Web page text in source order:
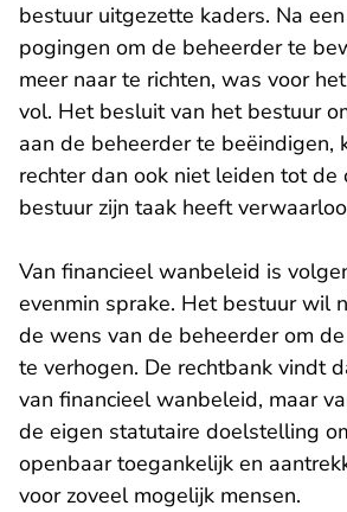
bestuur uitgezette kaders. Na
pogingen om de beheerder te
meer naar te richten, was voor
vol. Het besluit van het bestuur
aan de beheerder te beëindigen,
rechter dan ook niet leiden tot de
bestuur zijn taak heeft
Van financieel wanbeleid is
evenmin sprake. Het bestuur wil
de wens van de beheerder om
te verhogen. De rechtbank vindt
van financieel wanbeleid, maar
de eigen statutaire doelstelling
openbaar toegankelijk en
voor zoveel mogelijk mensen.